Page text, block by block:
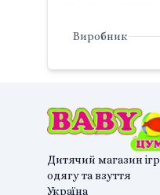
Виробник
Дитячий магазин
одягу та взуття
Україна